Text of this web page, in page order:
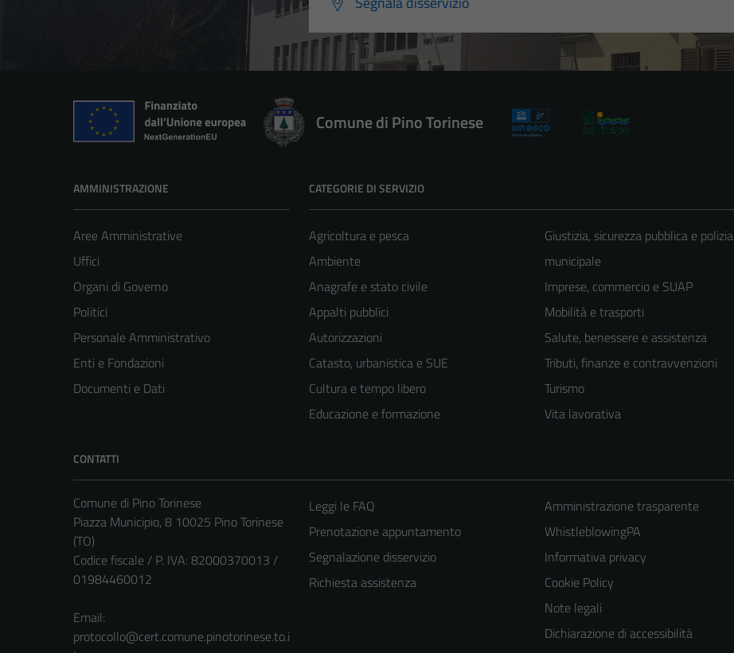
Comune di Pino Torinese
AMMINISTRAZIONE
Aree Amministrative
Uffici
Organi di Governo
Politici
Personale Amministrativo
Enti e Fondazioni
Documenti e Dati
CATEGORIE DI SERVIZIO
Agricoltura e pesca
Ambiente
Anagrafe e stato civile
Appalti pubblici
Autorizzazioni
Catasto, urbanistica e SUE
Cultura e tempo libero
Educazione e formazione
Giustizia, sicurezza pubblica e polizia
municipale
Imprese, commercio e SUAP
Mobilità e trasporti
Salute, benessere e assistenza
Tributi, finanze e contravvenzioni
Turismo
Vita lavorativa
CONTATTI
Comune di Pino Torinese
Piazza Municipio, 8 10025 Pino Torinese
(TO)
Codice fiscale / P. IVA: 82000370013 /
01984460012
Email:
protocollo@cert.comune.pinotorinese.to.i
Leggi le FAQ
Prenotazione appuntamento
Segnalazione disservizio
Richiesta assistenza
Amministrazione trasparente
WhistleblowingPA
Informativa privacy
Cookie Policy
Note legali
Dichiarazione di accessibilità
Tecnici
Questi cookie
sono necessari